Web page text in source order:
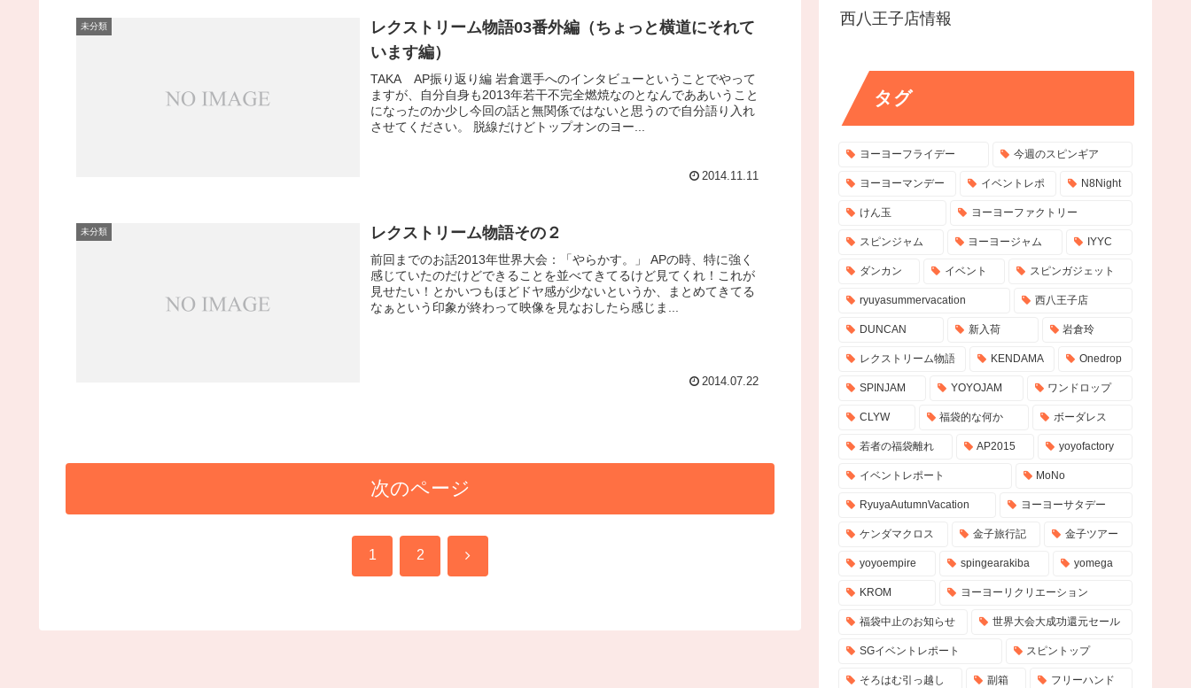
未分類
レクストリーム物語03番外編（ちょっと横道にそれて
います編）
TAKA AP振り返り編 岩倉選手へのインタビューということでやって
ますが、自分自身も2013年若干不完全燃焼なのとなんでああいうこと
になったのか少し今回の話と無関係ではないと思うので自分語り入れ
させてください。 脱線だけどトップオンのヨー...
2014.11.11
未分類 レクストリーム物語その２
前回までのお話2013年世界大会：「やらかす。」 APの時、特に強く
感じていたのだけどできることを並べてきてるけど見てくれ！これが
見せたい！とかいつもほどドヤ感が少ないというか、まとめてきてる
なぁという印象が終わって映像を見なおしたら感じま...
2014.07.22
次のページ
1 2 次
西八王子店情報
タグ
ヨーヨーフライデー 今週のスピンギア
ヨーヨーマンデー イベントレポ N8Night
けん玉 ヨーヨーファクトリー
スピンジャム ヨーヨージャム IYYC
ダンカン イベント スピンガジェット
ryuyasummervacation 西八王子店
DUNCAN 新入荷 岩倉玲
レクストリーム物語 KENDAMA Onedrop
SPINJAM YOYOJAM ワンドロップ
CLYW 福袋的な何か ボーダレス
若者の福袋離れ AP2015 yoyofactory
イベントレポート MoNo
RyuyaAutumnVacation ヨーヨーサタデー
ケンダマクロス 金子旅行記 金子ツアー
yoyoempire spingearakiba yomega
KROM ヨーヨーリクリエーション
福袋中止のお知らせ 世界大会大成功還元セール
SGイベントレポート スピントップ
そろはむ引っ越し 副箱 フリーハンド